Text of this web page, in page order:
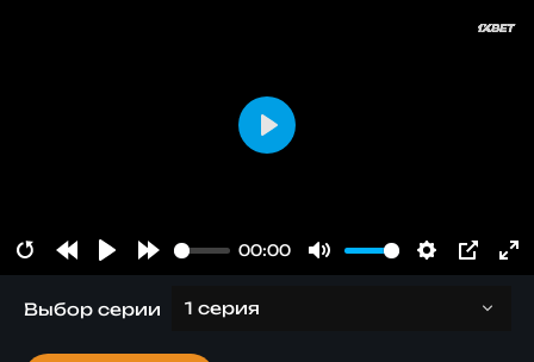
RESTART
REWIND 1S
PLAYFORWARD 1S
00:00 MUTE SETTINGS
PIP
PLAY
Выбор серии